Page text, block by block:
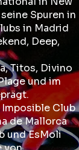
Spuren in
in Madrid
Deep,
Titos, Divino
und im
Club
de Mallorca
und EsMoli